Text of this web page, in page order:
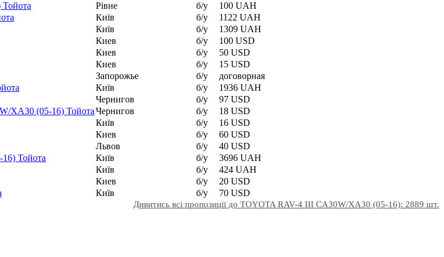
Рівне б/у
100 UAH
Київ б/у
1122 UAH
Київ б/у
1309 UAH
Киев б/у
100 USD
Киев б/у
50 USD
Киев б/у
15 USD
Запорожье б/у
договорная
Київ б/у
1936 UAH
Чернигов б/у
97 USD
XA30 (05-16) ТойотаЧернигов б/у
18 USD
Київ б/у
16 USD
Киев б/у
60 USD
Львов б/у
40 USD
Тойота
Київ б/у
3696 UAH
Київ б/у
424 UAH
Киев б/у
20 USD
Київ б/у 70 USD
Дивитись всі пропозиції до TOYOTA RAV-4 III CA30W/XA30 (05-16): 2889 шт.